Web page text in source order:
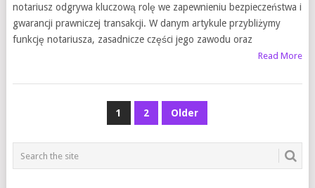
notariusz odgrywa kluczową rolę we zapewnieniu bezpieczeństwa i
gwarancji prawniczej transakcji. W danym artykule przybliżymy
funkcję notariusza, zasadnicze części jego zawodu oraz
Read More
WPISACH
1 2 Older